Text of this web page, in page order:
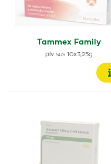
Tammex Family
plv sus 10x3,25g